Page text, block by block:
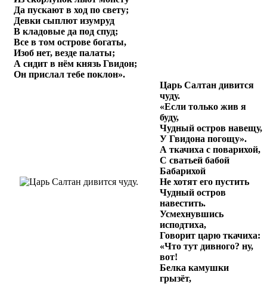
Да пускают в ход по свету;
Девки сыплют изумруд
В кладовые да под спуд;
Все в том острове богаты,
Изоб нет, везде палаты;
А сидит в нём князь Гвидон;
Он прислал тебе поклон».
Царь Салтан дивится
чуду.
«Если только жив я
буду,
Чудный остров навещу,
У Гвидона погощу».
А ткачиха с поварихой,
С сватьей бабой
Бабарихой
Не хотят его пустить
Чудный остров
навестить.
Усмехнувшись
исподтиха,
Говорит царю ткачиха:
«Что тут дивного? ну,
вот!
Белка камушки
грызёт,